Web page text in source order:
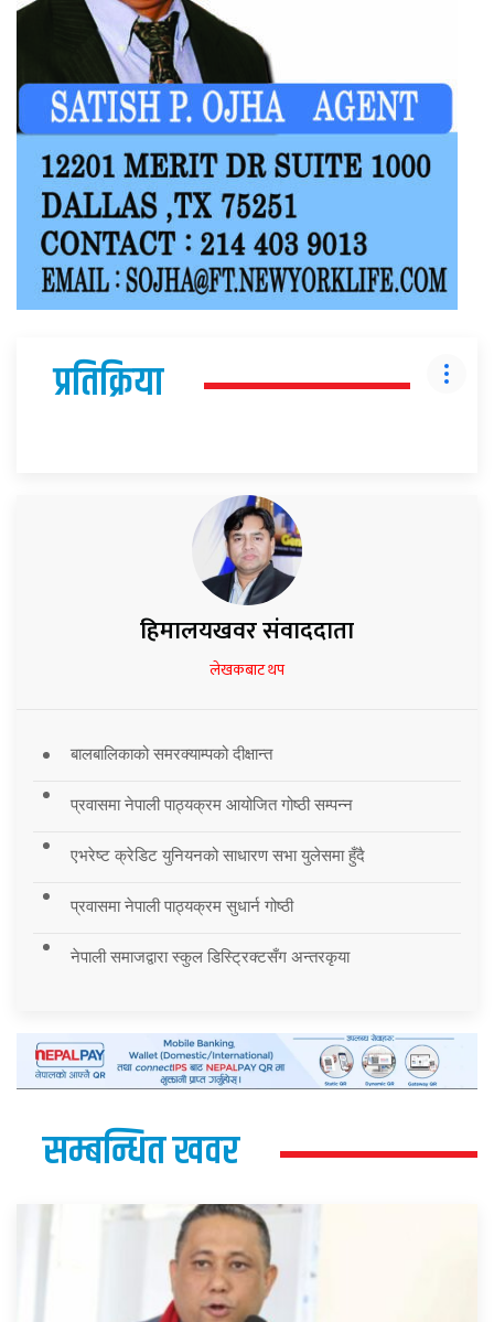
प्रतिक्रिया
हिमालयखवर संवाददाता
लेखकबाट थप
बालबालिकाको समरक्याम्पको दीक्षान्त
प्रवासमा नेपाली पाठ्यक्रम आयोजित गोष्ठी सम्पन्न
एभरेष्ट क्रेडिट युनियनको साधारण सभा युलेसमा हुँदै
प्रवासमा नेपाली पाठ्यक्रम सुधार्न गोष्ठी
नेपाली समाजद्वारा स्कुल डिस्ट्रिक्टसँग अन्तरकृया
सम्बन्धित खवर